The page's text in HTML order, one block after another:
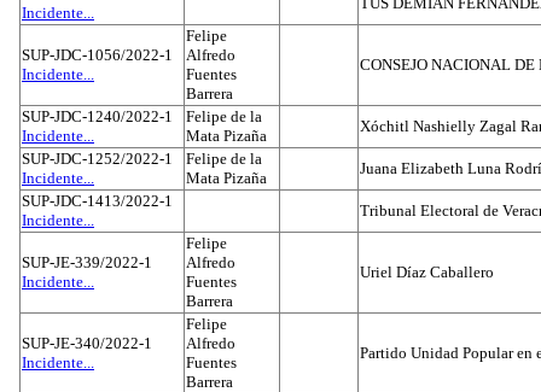
Incidente...
SUP-JDC-1056/2022-1
Incidente...
Felipe
Alfredo
Fuentes
Barrera
CONSEJO NACIONAL
SUP-JDC-1240/2022-1
Incidente...
Felipe de la
Mata Pizaña
Xóchitl Nashielly Zagal
SUP-JDC-1252/2022-1
Incidente...
Felipe de la
Mata Pizaña
Juana Elizabeth Luna
SUP-JDC-1413/2022-1
Incidente...
Tribunal Electoral de
SUP-JE-339/2022-1
Incidente...
Felipe
Alfredo
Fuentes
Barrera
Uriel Díaz Caballero
SUP-JE-340/2022-1
Incidente...
Felipe
Alfredo
Fuentes
Barrera
Partido Unidad Popular en